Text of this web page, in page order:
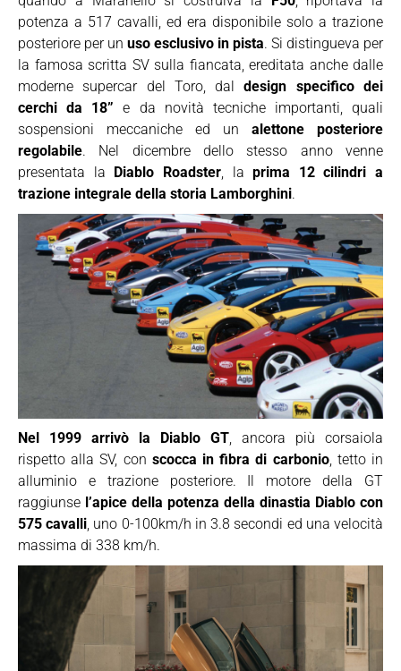
potenza a 517 cavalli, ed era disponibile solo a trazione
posteriore per un uso esclusivo in pista. Si distingueva per
la famosa scritta SV sulla fiancata, ereditata anche dalle
moderne supercar del Toro, daldesign specifico dei
cerchi da 18” e da novità tecniche importanti, quali
sospensioni meccaniche ed un alettone posteriore
regolabile. Nel dicembre dello stesso anno venne
presentata la Diablo Roadster, laprima 12 cilindri a
trazione integrale della storia Lamborghini.
Nel 1999 arrivò la Diablo GT, ancora più corsaiola
rispetto alla SV, con scocca in fibra di carbonio, tetto in
alluminio e trazione posteriore. Il motore della GT
raggiunse l’apice della potenza della dinastia Diablo con
575 cavalli, uno 0-100km/h in 3.8 secondi ed una velocità
massima di 338 km/h.